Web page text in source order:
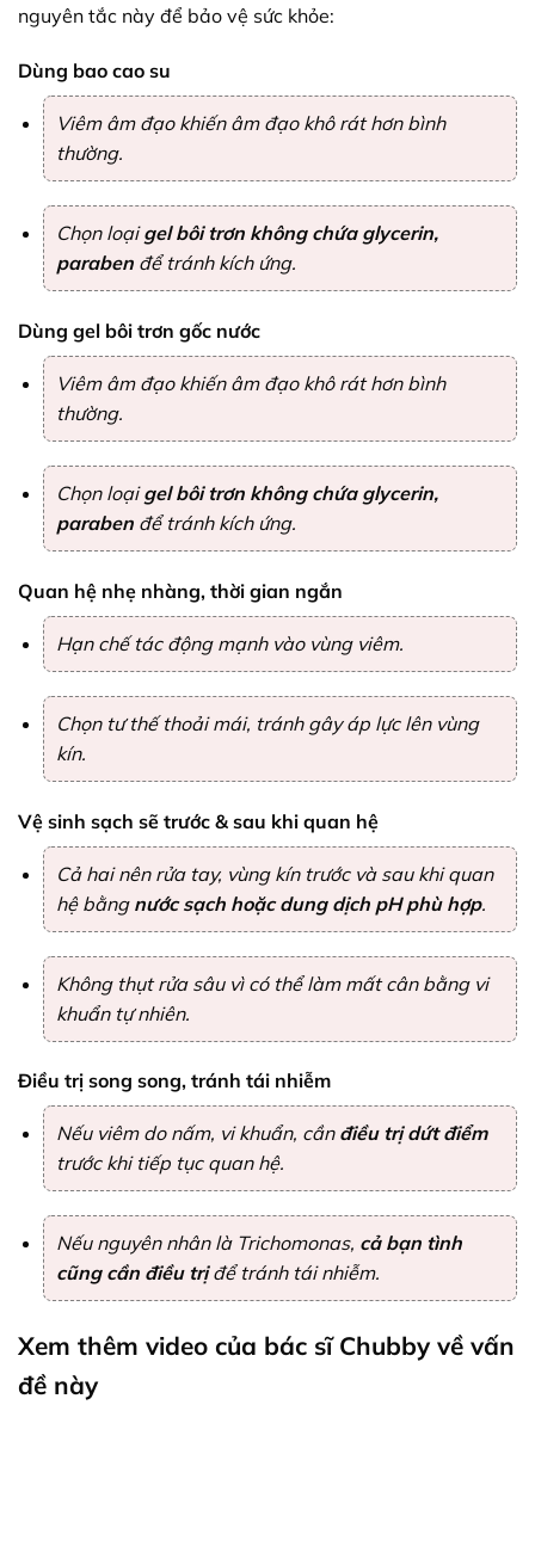
nguyên tắc này để bảo vệ sức khỏe:
Dùng bao cao su
Viêm âm đạo khiến âm đạo khô rát hơn bình
thường.
Chọn loạigel bôi trơn không chứa glycerin,
parabenđể tránh kích ứng.
Dùng gel bôi trơn gốc nước
Viêm âm đạo khiến âm đạo khô rát hơn bình
thường.
Chọn loạigel bôi trơn không chứa glycerin,
parabenđể tránh kích ứng.
Quan hệ nhẹ nhàng, thời gian ngắn
Hạn chế tác động mạnh vào vùng viêm.
Chọn tư thế thoải mái, tránh gây áp lực lên vùng
kín.
Vệ sinh sạch sẽ trước & sau khi quan hệ
Cả hai nên rửa tay, vùng kín trước và sau khi quan
hệ bằng nước sạch hoặc dung dịch pH phù hợp.
Không thụt rửa sâu vì có thể làm mất cân bằng vi
khuẩn tự nhiên.
Điều trị song song, tránh tái nhiễm
Nếu viêm do nấm, vi khuẩn, cần điều trị dứt điểm
trước khi tiếp tục quan hệ.
Nếu nguyên nhân là Trichomonas, cả bạn tình
cũng cần điều trịđể tránh tái nhiễm.
Xem thêm video của bác sĩ Chubby về vấn
đề này